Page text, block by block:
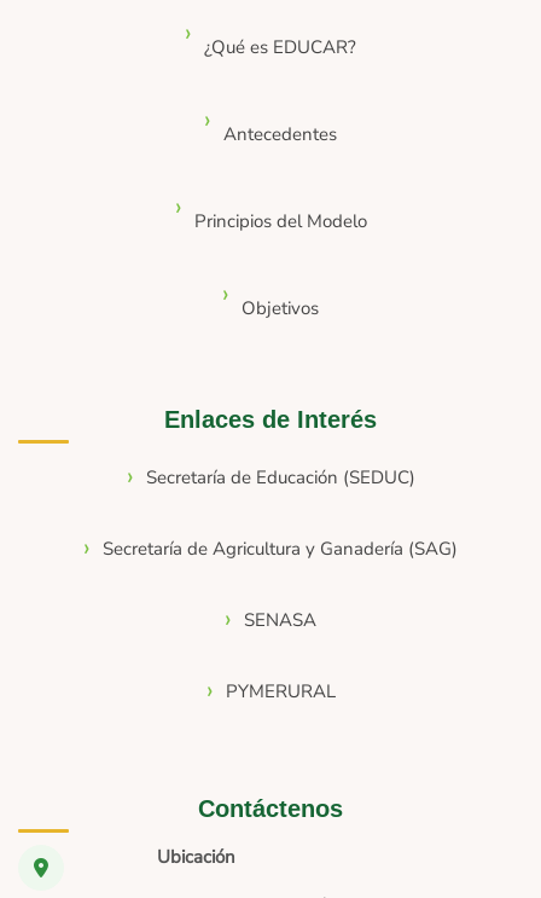
¿Qué es EDUCAR?
Antecedentes
Principios del Modelo
Objetivos
Enlaces de Interés
Secretaría de Educación (SEDUC)
Secretaría de Agricultura y Ganadería (SAG)
SENASA
PYMERURAL
Contáctenos
Ubicación